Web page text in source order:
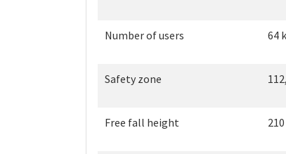
Number of users 64
Safety zone
Free fall height